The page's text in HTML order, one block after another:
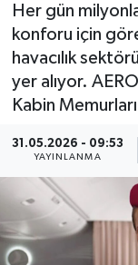
Her gün
konforu için
havacılık
yer alıyor.
Kabin
31.05.2026 - 09:53
YAYINLANMA